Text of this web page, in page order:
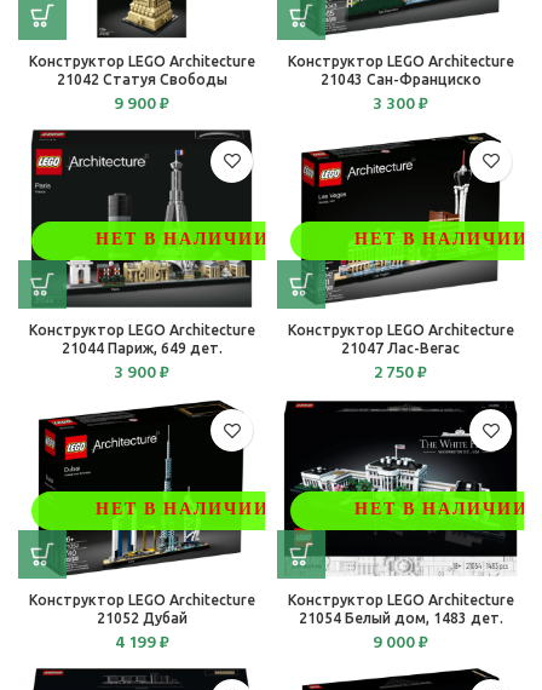
Конструктор LEGO Architecture
21042 Статуя Свободы
9 900₽
Конструктор LEGO Architecture
21043 Сан-Франциско
3 300₽
НЕТ В НАЛИЧИИ
Конструктор LEGO Architecture
21044 Париж, 649 дет.
3 900₽
НЕТ В НАЛИЧИИ
Конструктор LEGO Architecture
21047 Лас-Вегас
2 750₽
НЕТ В НАЛИЧИИ
Конструктор LEGO Architecture
21052 Дубай
4 199₽
НЕТ В НАЛИЧИИ
Конструктор LEGO Architecture
21054 Белый дом, 1483 дет.
9 000₽